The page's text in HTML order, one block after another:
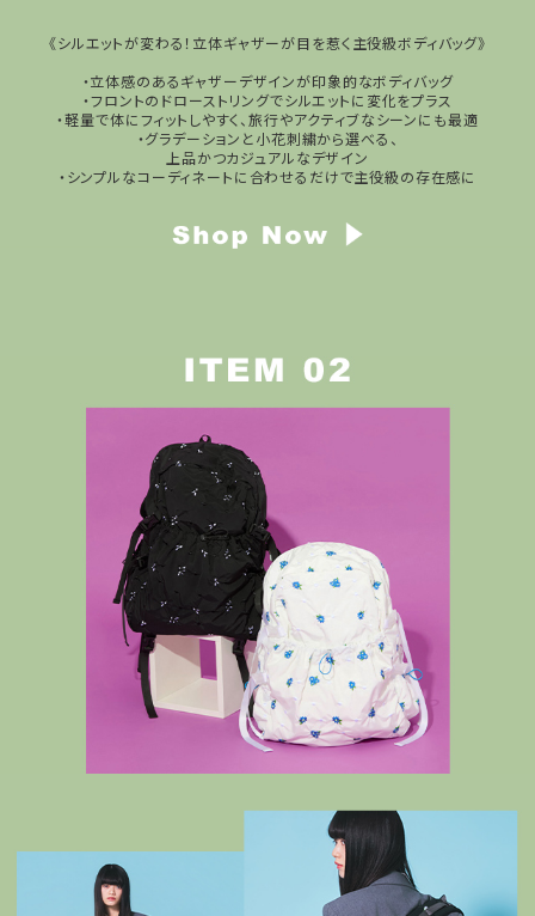
《シルエットが変わる！立体ギャザーが目を惹く主役級ボディバッグ》
・立体感のあるギャザーデザインが印象的なボディバッグ
・フロントのドローストリングでシルエットに変化をプラス
・軽量で体にフィットしやすく、旅行やアクティブなシーンにも最適
・グラデーションと小花刺繍から選べる、
上品かつカジュアルなデザイン
・シンプルなコーディネートに合わせるだけで主役級の存在感に